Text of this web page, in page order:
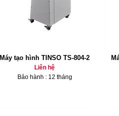
Máy tạo hình TINSO TS-804-2
Liên hệ
Bảo hành : 12 tháng